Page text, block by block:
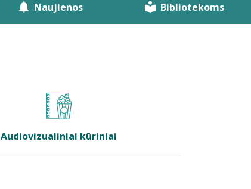
Naujienos Bibliotekoms
Audiovizualiniai kūriniai